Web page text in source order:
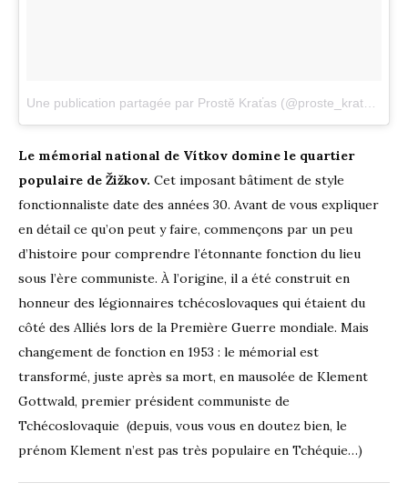
Le mémorial national de Vítkov domine le quartier
populaire de Žižkov. Cet imposant bâtiment de style
fonctionnaliste date des années 30. Avant de vous expliquer
en détail ce qu’on peut y faire, commençons par un peu
d’histoire pour comprendre l’étonnante fonction du lieu
sous l’ère communiste. À l’origine, il a été construit en
honneur des légionnaires tchécoslovaques qui étaient du
côté des Alliés lors de la Première Guerre mondiale. Mais
changement de fonction en 1953 : le mémorial est
transformé, juste après sa mort, en mausolée de Klement
Gottwald, premier président communiste de
Tchécoslovaquie (depuis, vous vous en doutez bien, le
prénom Klement n’est pas très populaire en Tchéquie…)